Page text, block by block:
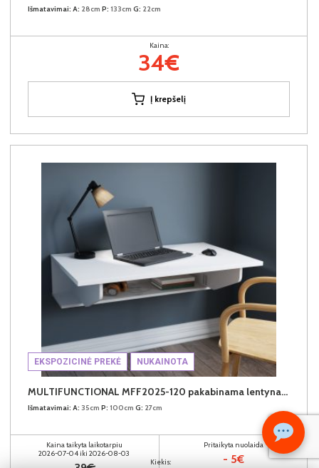
Kiekis:
Išmatavimai: A: 28cm P: 133cm G: 22cm
Kaina:
34€
Į krepšelį
EKSPOZICINĖ PREKĖ NUKAINOTA
MULTIFUNCTIONAL MFF2025-120 pakabinama lentyna-stalas
Išmatavimai: A: 35cm P: 100cm G: 27cm
Kaina taikyta laikotarpiu
2026-07-04 iki 2026-08-03
Pritaikyta nuolaida
- 5€